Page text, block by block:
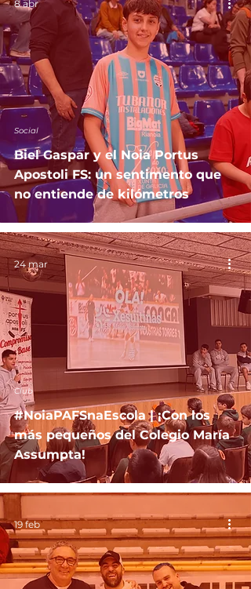
Biel Gaspar y el Noia Portus
Apostoli FS: un sentimento que
no entiende de kilómetros
Social
8 abr
#NoiaPAFSnaEscola | ¡Con los
más pequeños del Colegio María
Assumpta!
Club
24 mar
19 feb